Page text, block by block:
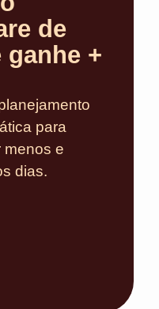
de
+
para
menos e
dias.